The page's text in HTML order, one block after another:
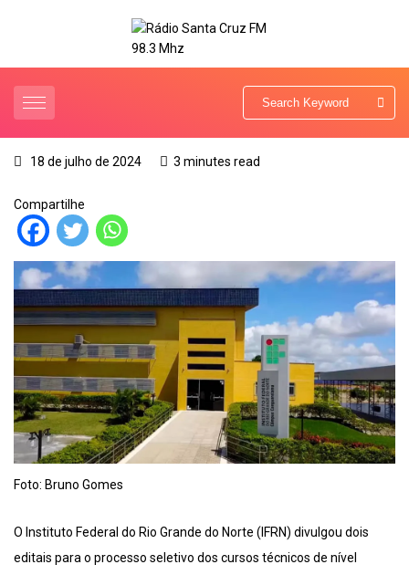
18 de julho de 2024 3 minutes read
Compartilhe
Foto: Bruno Gomes
O Instituto Federal do Rio Grande do Norte (IFRN) divulgou dois
editais para o processo seletivo dos cursos técnicos de nível